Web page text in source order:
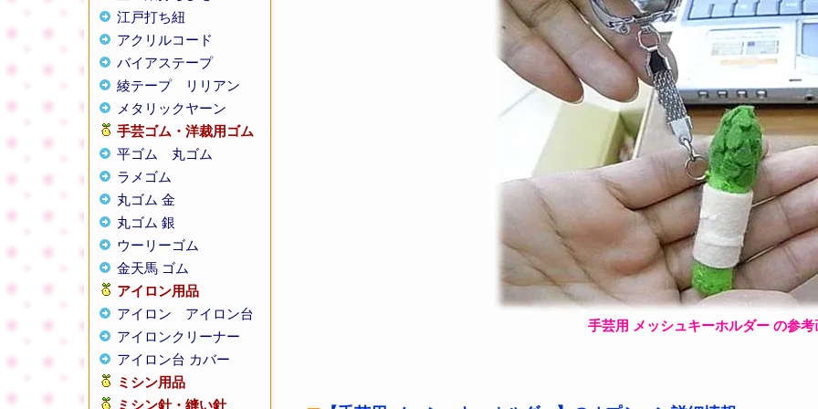
江戸打ち紐
アクリルコード
バイアステープ
綾テープ
リリアン
メタリックヤーン
手芸ゴム・洋裁用ゴム
平ゴム
丸ゴム
ラメゴム
丸ゴム 金
丸ゴム 銀
ウーリーゴム
金天馬 ゴム
アイロン用品
アイロン
アイロン台
アイロンクリーナー
アイロン台 カバー
ミシン用品
ミシン針・縫い針
手芸用 メッシュキーホルダー の参考